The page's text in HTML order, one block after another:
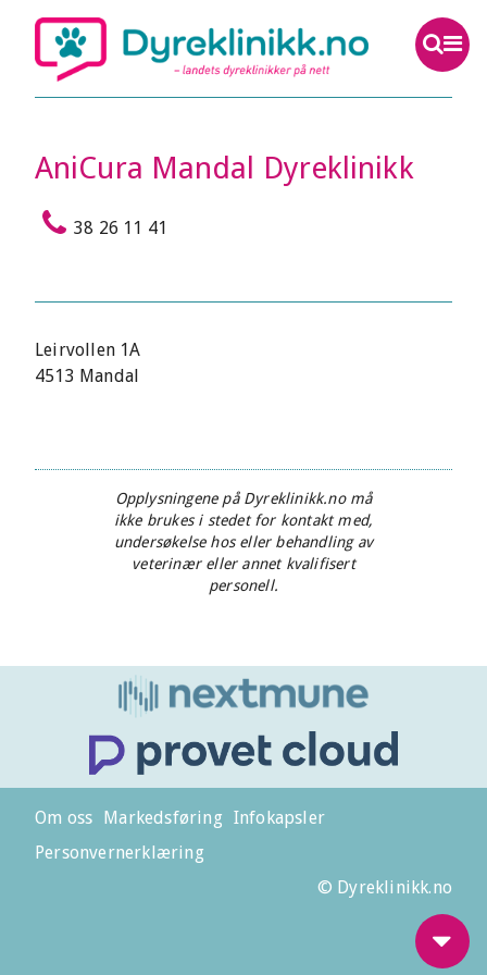
AniCura Mandal Dyreklinikk
38 26 11 41
Leirvollen 1A
4513 Mandal
Opplysningene på Dyreklinikk.no må
ikke brukes i stedet for kontakt med,
undersøkelse hos eller behandling av
veterinær eller annet kvalifisert
personell.
Om oss Markedsføring Infokapsler
Personvernerklæring
© Dyreklinikk.no